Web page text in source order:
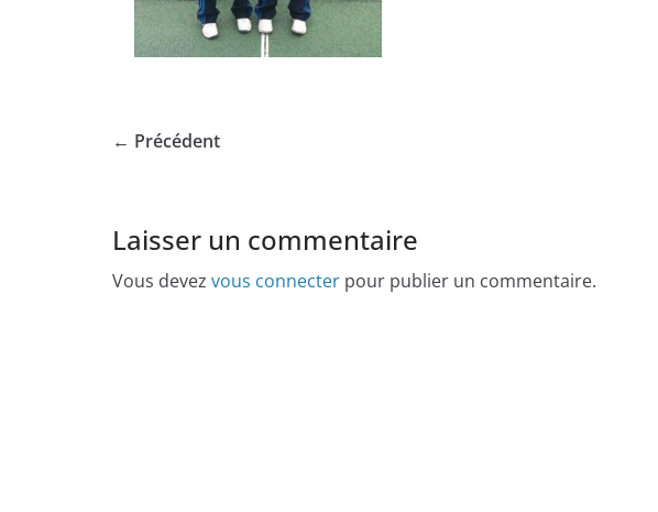
← Précédent
Laisser un commentaire
Vous devez vous connecter pour publier un commentaire.